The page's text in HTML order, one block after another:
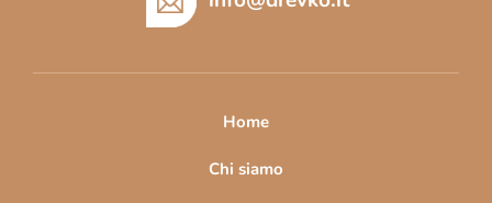
'
l
n
Home
Chi siamo